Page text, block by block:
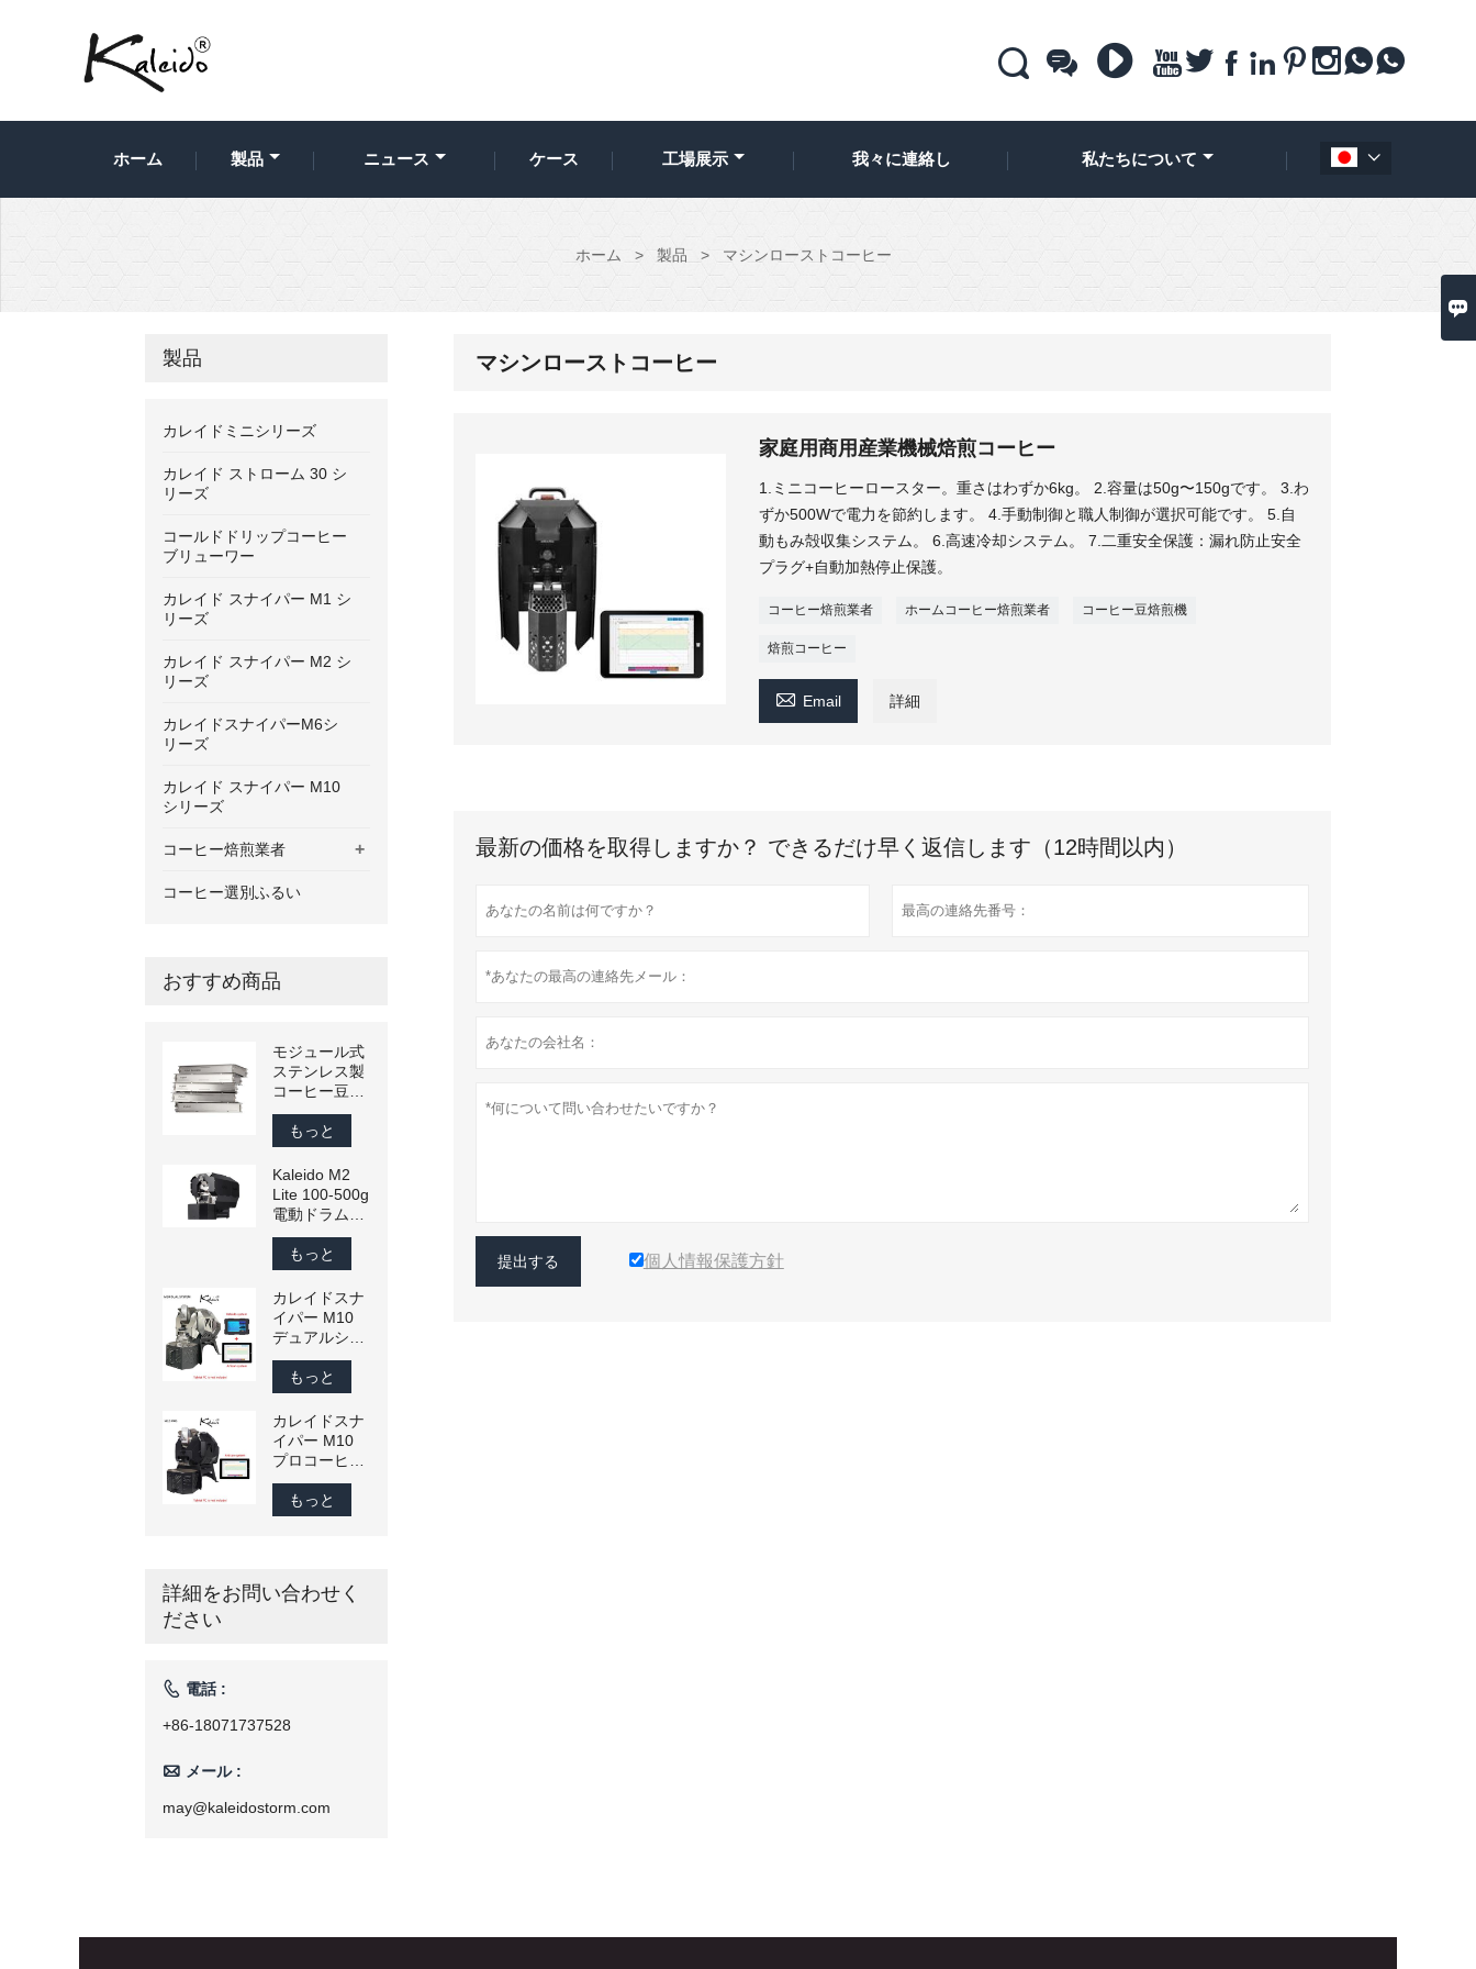

        
ホーム 製品 ニュース ケース 工場展示 我々に連絡し 私たちについて 
ホーム > 製品 > マシンローストコーヒー
マシンローストコーヒー
家庭用商用産業機械焙煎コーヒー
1.ミニコーヒーロースター。重さはわずか6kg。 2.容量は50g〜150gです。 3.わ
ずか500Wで電力を節約します。 4.手動制御と職人制御が選択可能です。 5.自
動もみ殻収集システム。 6.高速冷却システム。 7.二重安全保護：漏れ防止安全
プラグ+自動加熱停止保護。
コーヒー焙煎業者 ホームコーヒー焙煎業者 コーヒー豆焙煎機
焙煎コーヒー
 Email 詳細
最新の価格を取得しますか？ できるだけ早く返信します（12時間以内）
提出する 個人情報保護方針
製品
カレイドミニシリーズ
カレイド ストローム 30 シ
リーズ
コールドドリップコーヒー
ブリューワー
カレイド スナイパー M1 シ
リーズ
カレイド スナイパー M2 シ
リーズ
カレイドスナイパーM6シ
リーズ
カレイド スナイパー M10
シリーズ
+
コーヒー焙煎業者
コーヒー選別ふるい
おすすめ商品
モジュール式
ステンレス製
コーヒー豆選
別ふるい – 生
豆と焙煎豆用
にメッシュサ
イズをカスタ
マイズ可能
もっと
Kaleido M2
Lite 100-500g
電動ドラム式
コーヒーロー
スター
（Artisan互
換）
もっと
カレイドスナ
イパー M10
デュアルシス
テムコーヒー
ロースター
300 グラ
ム-1200 グラ
ム商業スマー
トコーヒー豆
庭用焙煎機
110 v/220 v
もっと
カレイドスナ
イパー M10
プロコーヒー
ロースター
300 グラ
ム-1200 グラ
庭用焙煎機
もっと
詳細をお問い合わせく
ださい
 電話 :
+86-18071737528
 メール :
may@kaleidostorm.com